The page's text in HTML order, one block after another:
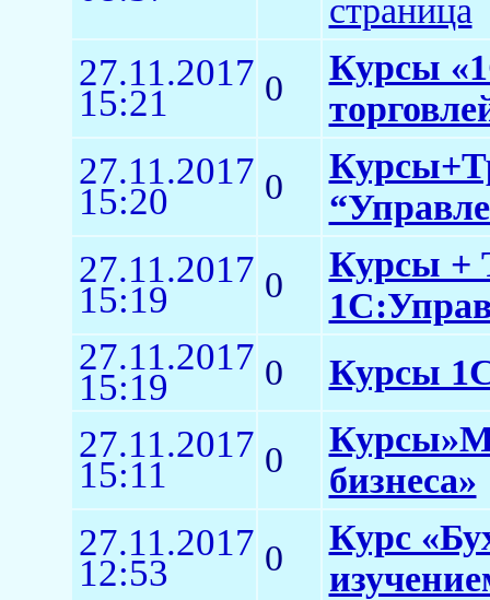
страница
27.11.2017
15:21 0
Курсы
27.11.2017
15:20 0
27.11.2017
15:19 0
Курсы +
27.11.2017
15:19 0 Курсы
27.11.2017
15:11 0
бизнеса»
27.11.2017
12:53 0
Курс